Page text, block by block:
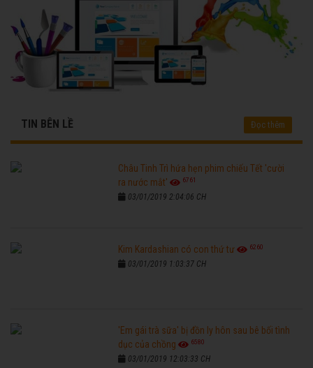
TIN BÊN LỀ Đọc thêm
Châu Tinh Trì hứa hẹn phim chiếu Tết 'cười
ra nước mắt'
6761
03/01/2019 2:04:06 CH
Kim Kardashian có con thứ tư 6260
03/01/2019 1:03:37 CH
'Em gái trà sữa' bị đồn ly hôn sau bê bối tình
dục của chồng
6580
03/01/2019 12:03:33 CH